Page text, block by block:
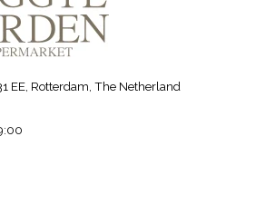
EE, Rotterdam, The Netherland